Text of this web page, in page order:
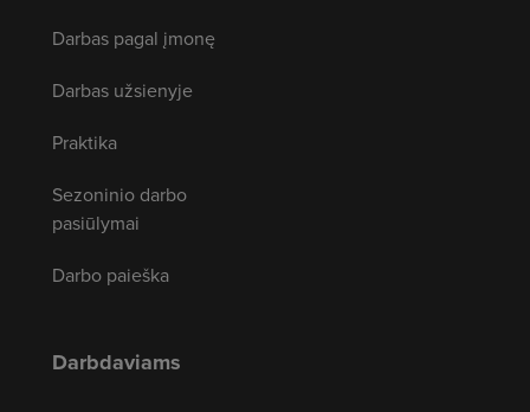
Darbas pagal įmonę
Darbas užsienyje
Praktika
Sezoninio darbo
pasiūlymai
Darbo paieška
Darbdaviams